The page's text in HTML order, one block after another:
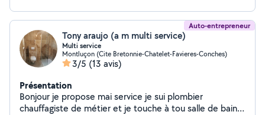
Auto-entrepreneur
Tony araujo (a m multi service)
Multi service
Montluçon (Cite Bretonnie-Chatelet-Favieres-Conches)
3/5 (13 avis)
Présentation
Bonjour je propose mai service je sui plombier
chauffagiste de métier et je touche à tou salle de bain